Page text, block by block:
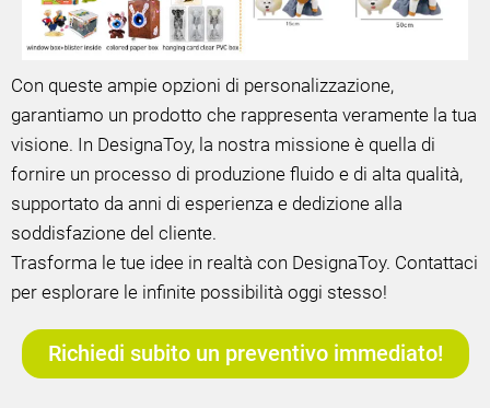
Con queste ampie opzioni di personalizzazione,
garantiamo un prodotto che rappresenta veramente la tua
visione. In DesignaToy, la nostra missione è quella di
fornire un processo di produzione fluido e di alta qualità,
supportato da anni di esperienza e dedizione alla
soddisfazione del cliente.
Trasforma le tue idee in realtà con DesignaToy. Contattaci
per esplorare le infinite possibilità oggi stesso!
Richiedi subito un preventivo immediato!